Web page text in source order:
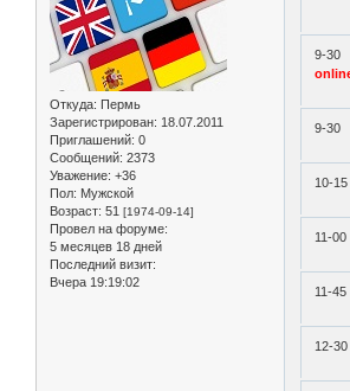
Откуда: Пермь
Зарегистрирован: 18.07.2011
Приглашений: 0
Сообщений: 2373
Уважение: +36
Пол: Мужской
Возраст: 51 [1974-09-14]
Провел на форуме:
5 месяцев 18 дней
Последний визит:
Вчера 19:19:02
9-30
9-30
10-15
11-00
11-45
12-30